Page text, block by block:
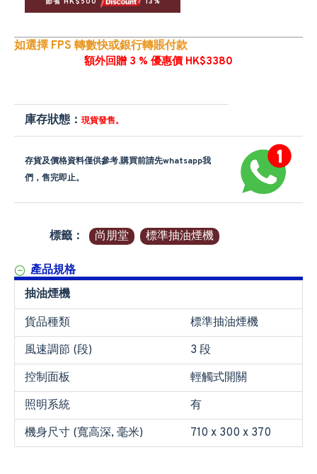
如選擇 FPS 轉數快或銀行轉賬付款
額外回贈 3 % 優惠價 HK$3380
庫存狀態： 現貨發售。
存貨及價格資料僅供參考,購買前請先whatsapp我
們，售完即止。
標籤： 尚朋堂 標準抽油煙機
產品規格
抽油煙機
貨品種類
標準抽油煙機
風速調節 (段)
3 段
控制面板
輕觸式開關
照明系統
有
機身尺寸 (寬高深, 毫米)
710 x 300 x 370